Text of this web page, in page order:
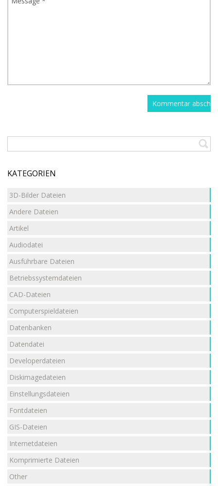
KATEGORIEN
3D-Bilder Dateien
Andere Dateien
Artikel
Audiodatei
Ausführbare Dateien
Betriebssystemdateien
CAD-Dateien
Computerspieldateien
Datenbanken
Datendatei
Developerdateien
Diskimagedateien
Einstellungsdateien
Fontdateien
GIS-Dateien
Internetdateien
Komprimierte Dateien
Other